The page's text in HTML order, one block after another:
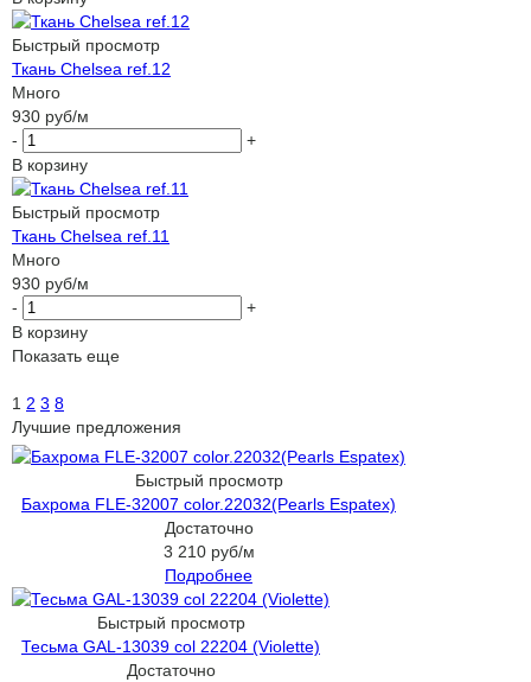
Быстрый просмотр
Ткань Chelsea ref.12
Много
930 руб/м
-
+
В корзину
Быстрый просмотр
Ткань Chelsea ref.11
Много
930 руб/м
-
+
В корзину
Показать еще
1 2 3 8
Лучшие предложения
Быстрый просмотр
Бахрома FLE-32007 color.22032(Pearls Espatex)
Достаточно
3 210руб/м
Подробнее
Быстрый просмотр
Тесьма GAL-13039 col 22204 (Violette)
Достаточно